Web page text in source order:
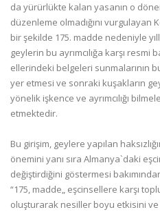
da yürürlükte kalan yasanın o
düzenleme olmadığını vurgulayan
bir şekilde 175. madde nedeniyle
geylerin bu ayrımcılığa karşı resmi
ellerindeki belgeleri sunmalarının
yer etmesi ve sonraki kuşakların
yönelik işkence ve ayrımcılığı
etmektedir.
Bu girişim, geylere yapılan
önemini yanı sıra Almanya`daki
değiştirdiğini göstermesi
“175, madde„ eşcinsellere karşı
oluşturarak nesiller boyu etkisini